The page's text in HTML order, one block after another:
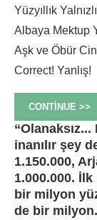
Yüzyıllık
Albaya Mektup
Aşk ve Öbür
Correct! Yanlış!
CONTINUE >>
inanılır şey
1.150.000,
1.000.000. İlk
bir milyon
de bir